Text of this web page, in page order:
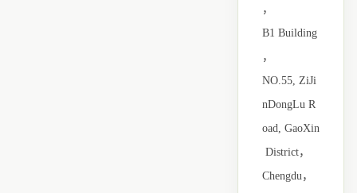
，
B1 Building
，
NO.55, ZiJi
nDongLu R
oad, GaoXin
District，
Chengdu，